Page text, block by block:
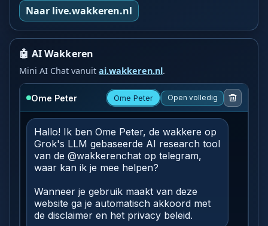
Naar live.wakkeren.nl
🤖 AI Wakkeren
Mini AI Chat vanuitai.wakkeren.nl.